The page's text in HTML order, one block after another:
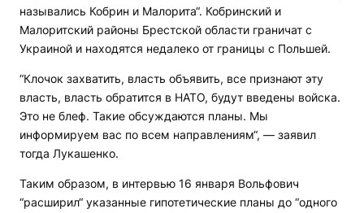
назывались Кобрин и Малорита“. Кобринский и
Малоритский районы Брестской области граничат с
Украиной и находятся недалеко от границы с Польшей.
“Клочок захватить, власть объявить, все признают эту
власть, власть обратится в НАТО, будут введены войска.
Это не блеф. Такие обсуждаются планы. Мы
информируем вас по всем направлениям“, — заявил
тогда Лукашенко.
Таким образом, в интервью 16 января Вольфович
“расширил“ указанные гипотетические планы до “одного